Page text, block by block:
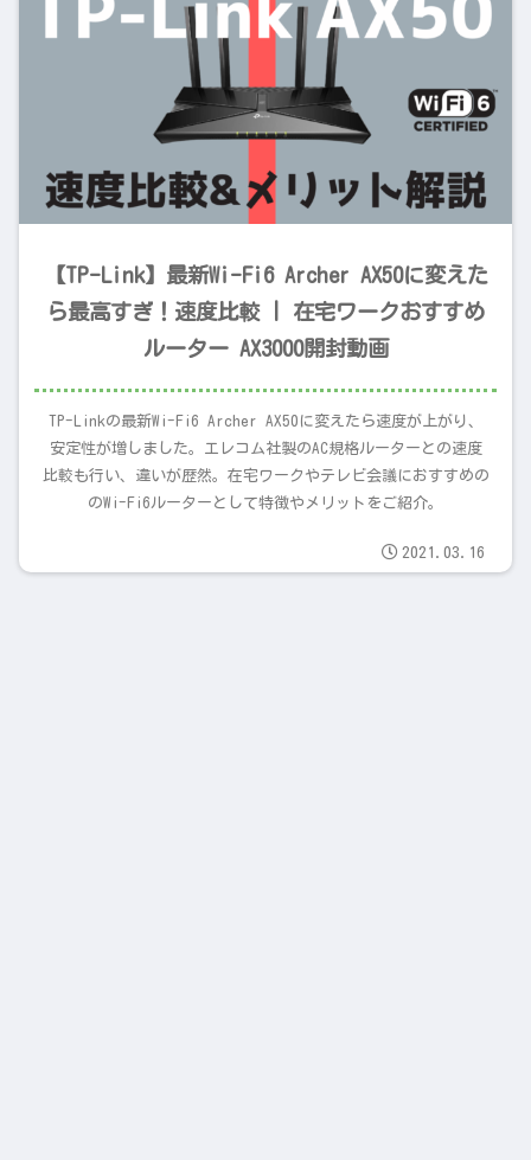
【TP-Link】最新Wi-Fi6 Archer AX50に変えた
ら最高すぎ！速度比較 | 在宅ワークおすすめ
ルーター AX3000開封動画
TP-Linkの最新Wi-Fi6 Archer AX50に変えたら速度が上がり、
安定性が増しました。エレコム社製のAC規格ルーターとの速度
比較も行い、違いが歴然。在宅ワークやテレビ会議におすすめの
のWi-Fi6ルーターとして特徴やメリットをご紹介。
2021.03.16